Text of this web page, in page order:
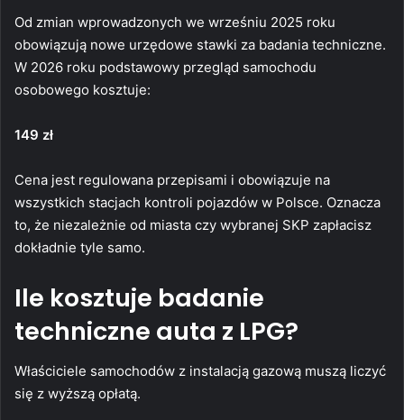
Od zmian wprowadzonych we wrześniu 2025 roku
obowiązują nowe urzędowe stawki za badania techniczne.
W 2026 roku podstawowy przegląd samochodu
osobowego kosztuje:
149 zł
Cena jest regulowana przepisami i obowiązuje na
wszystkich stacjach kontroli pojazdów w Polsce. Oznacza
to, że niezależnie od miasta czy wybranej SKP zapłacisz
dokładnie tyle samo.
Ile kosztuje badanie
techniczne auta z LPG?
Właściciele samochodów z instalacją gazową muszą liczyć
się z wyższą opłatą.